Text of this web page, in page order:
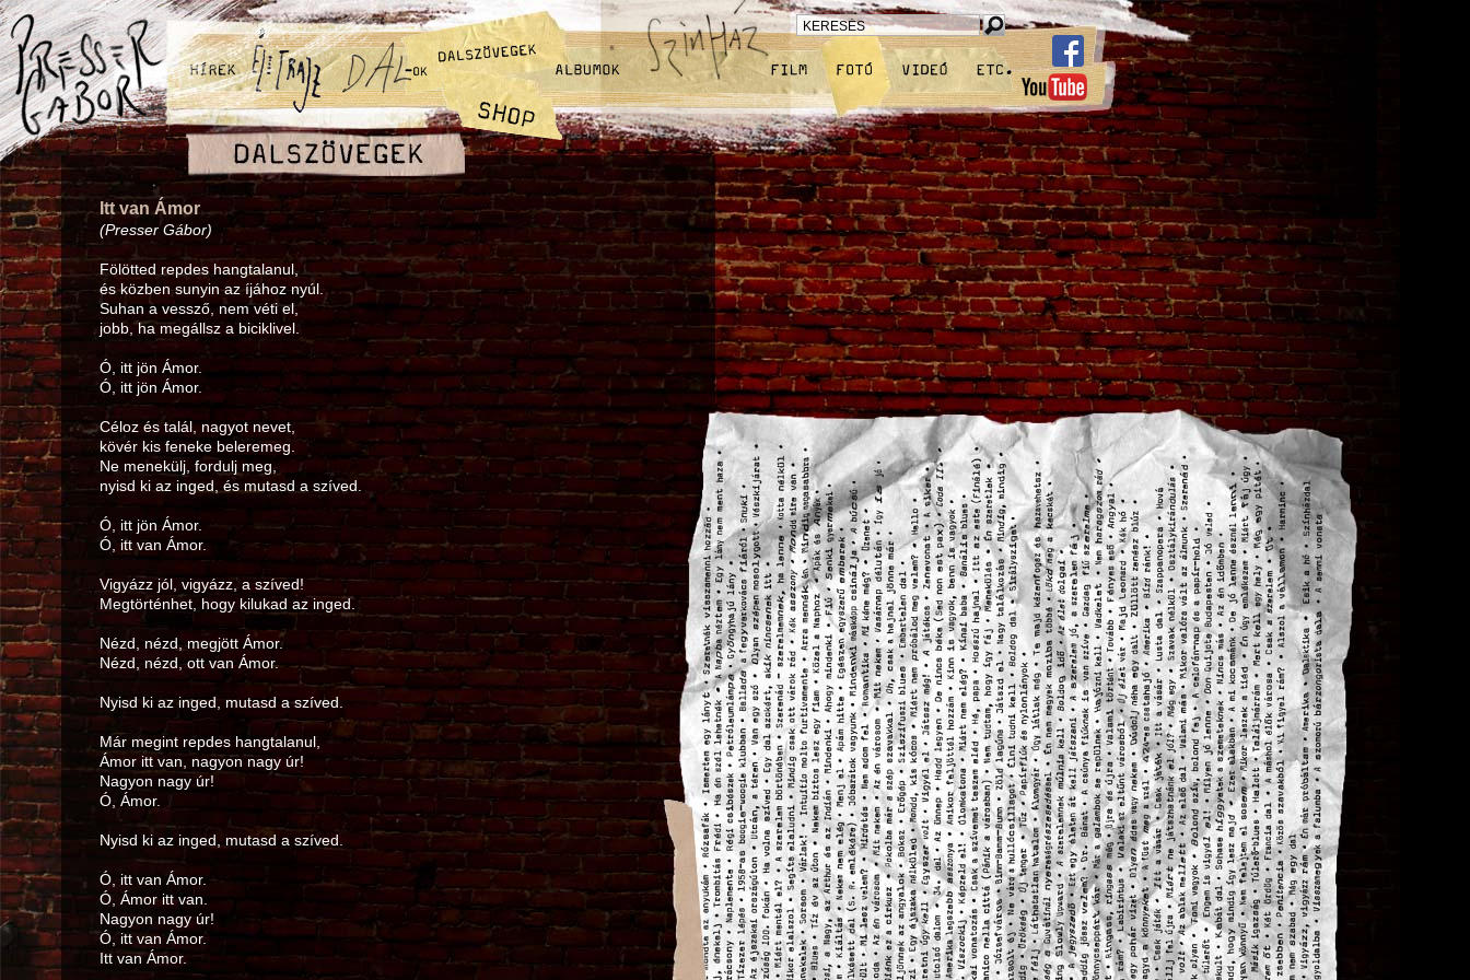
Itt van Ámor
(Presser Gábor)
Fölötted repdes hangtalanul,
és közben sunyin az íjához nyúl.
Suhan a vessző, nem véti el,
jobb, ha megállsz a biciklivel.
Ó, itt jön Ámor.
Ó, itt jön Ámor.
Céloz és talál, nagyot nevet,
kövér kis feneke beleremeg.
Ne menekülj, fordulj meg,
nyisd ki az inged, és mutasd a szíved.
Ó, itt jön Ámor.
Ó, itt van Ámor.
Vigyázz jól, vigyázz, a szíved!
Megtörténhet, hogy kilukad az inged.
Nézd, nézd, megjött Ámor.
Nézd, nézd, ott van Ámor.
Nyisd ki az inged, mutasd a szíved.
Már megint repdes hangtalanul,
Ámor itt van, nagyon nagy úr!
Nagyon nagy úr!
Ó, Ámor.
Nyisd ki az inged, mutasd a szíved.
Ó, itt van Ámor.
Ó, Ámor itt van.
Nagyon nagy úr!
Ó, itt van Ámor.
Itt van Ámor.